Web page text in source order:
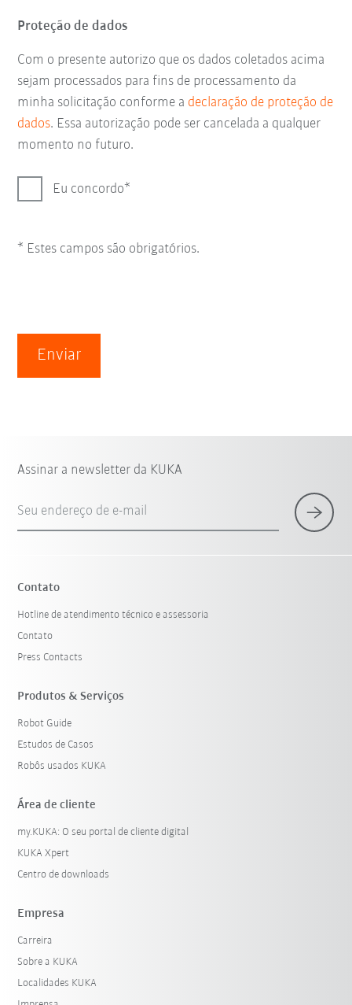
Proteção de dados
Com o presente autorizo que os dados coletados acima
sejam processados para fins de processamento da
minha solicitação conforme a declaração de proteção de
dados. Essa autorização pode ser cancelada a qualquer
momento no futuro.
Eu concordo
* Estes campos são obrigatórios.
Enviar
Assinar a newsletter da KUKA
Seu endereço de e-mail
Contato
Hotline de atendimento técnico e assessoria
Contato
Press Contacts
Produtos & Serviços
Robot Guide
Estudos de Casos
Robôs usados KUKA
Área de cliente
my.KUKA: O seu portal de cliente digital
KUKA Xpert
Centro de downloads
Empresa
Carreira
Sobre a KUKA
Localidades KUKA